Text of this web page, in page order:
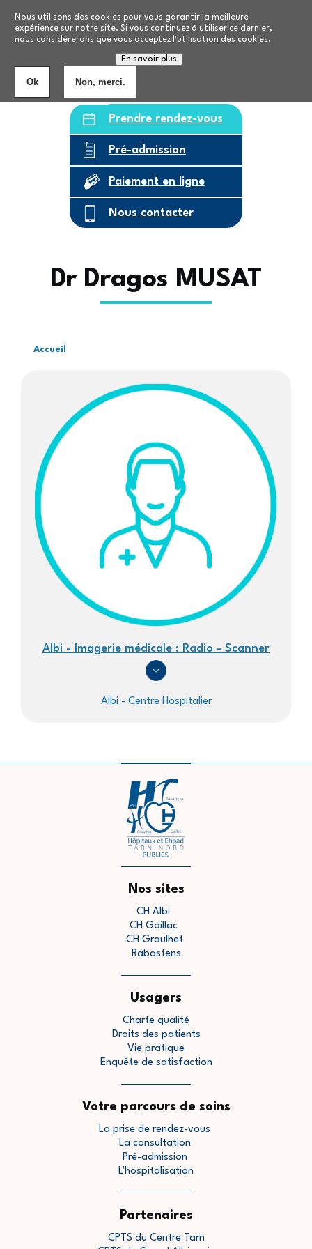
Nous utilisons des cookies pour vous garantir la meilleure
expérience sur notre site. Si vous continuez à utiliser ce dernier,
nous considérerons que vous acceptez l'utilisation des cookies.
En savoir plus
Ok Non, merci.
Nos formations
Personnes âgées8
Prendre rendez-vous
Pré-admission
Paiement en ligne
Nous contacter
Dr Dragos MUSAT
Fil
d'Ariane
Accueil
Albi - Imagerie médicale : Radio - Scanner
Albi - Centre Hospitalier
Nos sites
CH Albi
CH Gaillac
CH Graulhet
Rabastens
Usagers
Charte qualité
Droits des patients
Vie pratique
Enquête de satisfaction
Votre parcours de soins
La prise de rendez-vous
La consultation
Pré-admission
L'hospitalisation
Partenaires
CPTS du Centre Tarn